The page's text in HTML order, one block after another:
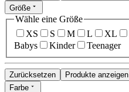
Größe
Wähle eine Größe
XS
S M L XL
Babys
Kinder Teenager
Zurücksetzen
Produkte anzeigen
Farbe